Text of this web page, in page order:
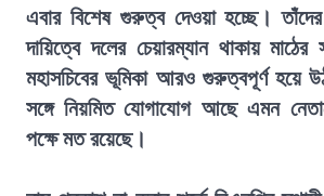
এবার বিশেষ গুরুত্ব দেওয়া হচ্ছে। তাঁদের
দায়িত্বে দলের চেয়ারম্যান থাকায় মাঠের
মহাসচিবের ভূমিকা আরও গুরুত্বপূর্ণ হয়ে
সঙ্গে নিয়মিত যোগাযোগ আছে এমন
পক্ষে মত রয়েছে।